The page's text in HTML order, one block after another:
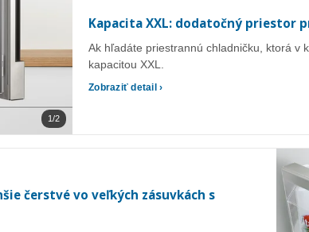
1/2
Kapacita XXL: dodatočný priestor
Ak hľadáte priestrannú chladničku, ktorá v
kapacitou XXL.
Zobraziť detail ›
čerstvé vo veľkých zásuvkách s